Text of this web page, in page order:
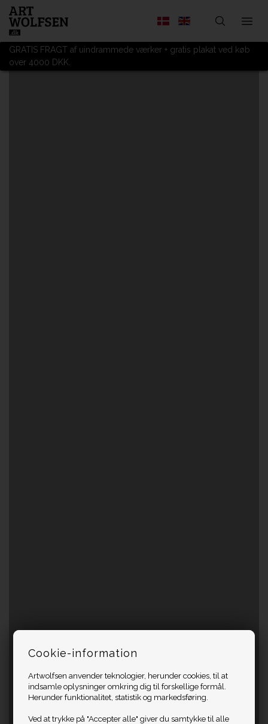
Cookie-information
Artwolfsen anvender teknologier, herunder cookies, til at
indsamle oplysninger omkring dig til forskellige formål.
Herunder funktionalitet, statistik og markedsføring.
Ved at trykke på "Accepter alle" giver du samtykke til alle
GRATIS FRAGT af uindrammede værker + gratis plakat ved køb
over 4000 DKK.